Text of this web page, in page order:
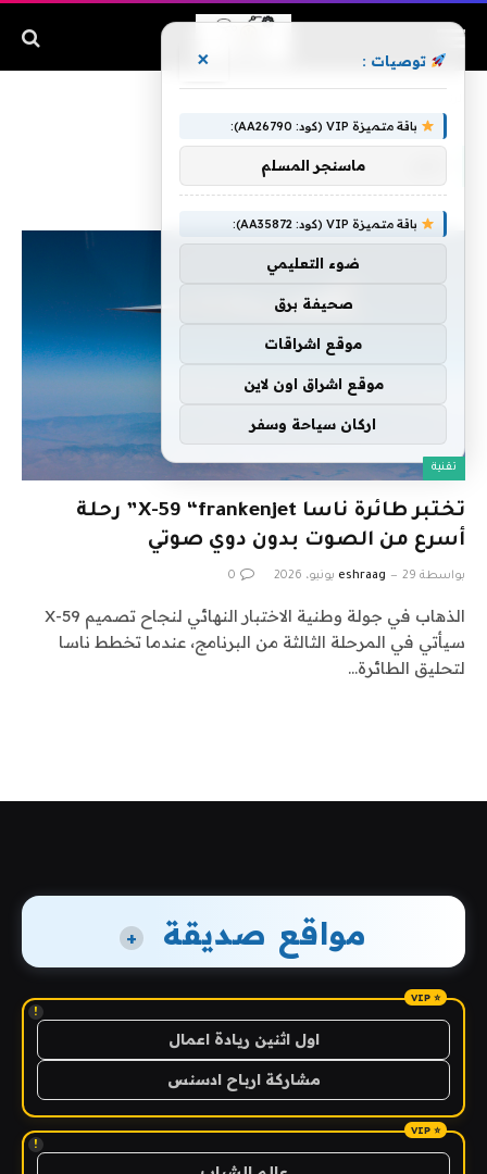
تقنية
تختبر طائرة ناسا X-59 “frankenjet” رحلة
أسرع من الصوت بدون دوي صوتي
بواسطة eshraag 29 يونيو، 2026 0
الذهاب في جولة وطنية الاختبار النهائي لنجاح تصميم X-59
سيأتي في المرحلة الثالثة من البرنامج، عندما تخطط ناسا
لتحليق الطائرة…
مواقع صديقة +
!
اول اثنين ريادة اعمال
مشاركة ارباح ادسنس
!
توصيات : ×
باقة متميزة VIP (كود: AA26790):
ماسنجر المسلم
باقة متميزة VIP (كود: AA35872):
ضوء التعليمي
صحيفة برق
موقع اشراقات
موقع اشراق اون لاين
اركان سياحة وسفر